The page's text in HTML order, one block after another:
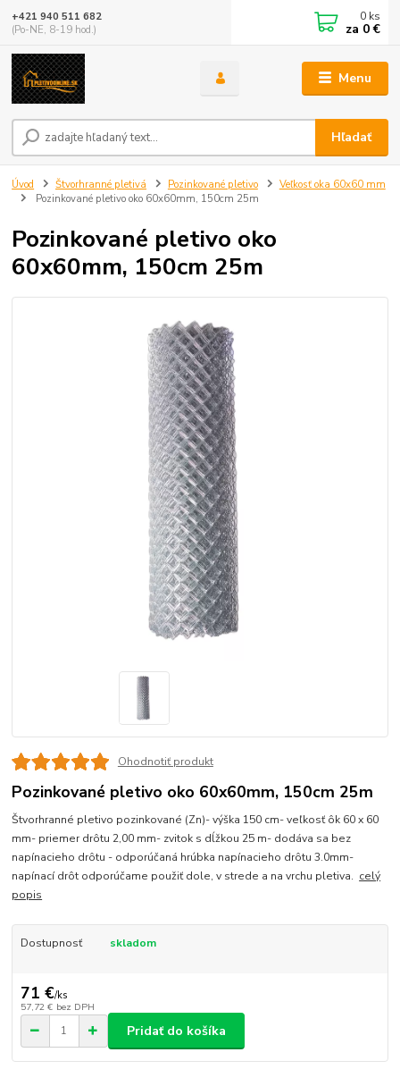
Menu
Hľadať
+421 940 511 682
(Po-NE, 8-19 hod.)
0 ks
za 0 €
Úvod Štvorhranné pletivá Pozinkované pletivo
Veľkosť oka 60x60 mm
Pozinkované pletivo oko 60x60mm, 150cm 25m
Pozinkované pletivo oko
60x60mm, 150cm 25m
Ohodnotiť produkt
Pozinkované pletivo oko 60x60mm, 150cm 25m
Štvorhranné pletivo pozinkované (Zn)- výška 150 cm- veľkosť ôk 60 x 60
mm- priemer drôtu 2,00 mm- zvitok s dĺžkou 25 m- dodáva sa bez
napínacieho drôtu - odporúčaná hrúbka napínacieho drôtu 3.0mm-
napínací drôt odporúčame použiť dole, v strede a na vrchu pletiva. celý
popis
Dostupnosť skladom
71 €/ks
57,72 € bez DPH
Pridať do košíka